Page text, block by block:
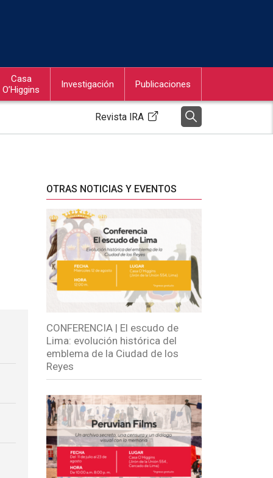
Casa
O’Higgins
Investigación Publicaciones
Revista IRA
OTRAS NOTICIAS Y EVENTOS
CONFERENCIA | El escudo de
Lima: evolución histórica del
emblema de la Ciudad de los
Reyes